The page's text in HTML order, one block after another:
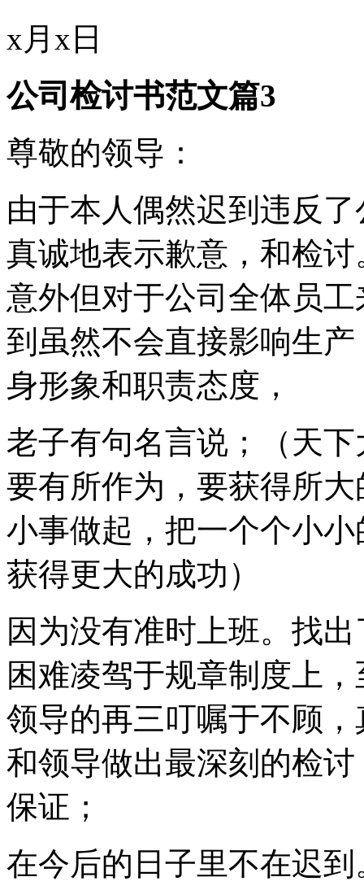
x月x日
公司检讨书范文篇3
尊敬的领导：
由于本人偶然迟到违反
真诚地表示歉意，和检
意外但对于公司全体员
到虽然不会直接影响生
身形象和职责态度，
老子有句名言说；（天
要有所作为，要获得所
小事做起，把一个个小
获得更大的成功）
因为没有准时上班。找
困难凌驾于规章制度上
领导的再三叮嘱于不顾
和领导做出最深刻的检
保证；
在今后的日子里不在迟